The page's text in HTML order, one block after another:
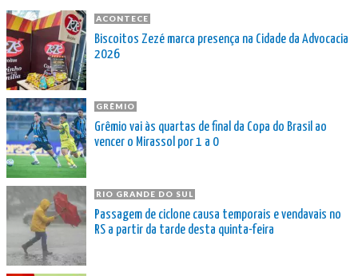
ACONTECE
Biscoitos Zezé marca presença na Cidade da Advocacia
2026
GRÊMIO
Grêmio vai às quartas de final da Copa do Brasil ao
vencer o Mirassol por 1 a 0
RIO GRANDE DO SUL
Passagem de ciclone causa temporais e vendavais no
RS a partir da tarde desta quinta-feira